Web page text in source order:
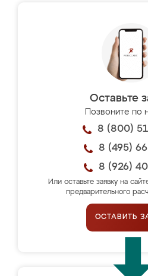
Оставьте
Позвоните по
8 (800)
8 (495)
8 (926)
Или оставьте заявку на
предварительного
ОСТАВИТЬ